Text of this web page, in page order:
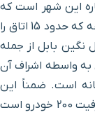
این شهر است که
در سال 1389 ساخته شده است. این هتل 4 طبقه که حدود 15 اتاق را
22 تخت است. هتل نگین بابل از جمله
واسطه اشراف آن
است. ضمناً این
هتل دارای لابی با ظرفیت 20 نفر و پارکینگی با ظرفیت 200 خودرو است